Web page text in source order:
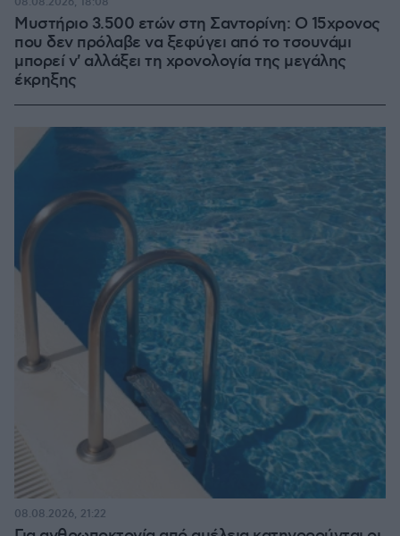
Μυστήριο 3.500 ετών στη Σαντορίνη: Ο 15χρονος
που δεν πρόλαβε να ξεφύγει από το τσουνάμι
μπορεί ν' αλλάξει τη χρονολογία της μεγάλης
έκρηξης
08.08.2026, 21:22